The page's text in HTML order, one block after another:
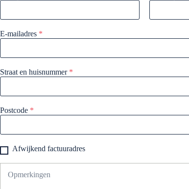
E-mailadres *
Straat en huisnummer *
Postcode *
Afwijkend factuuradres